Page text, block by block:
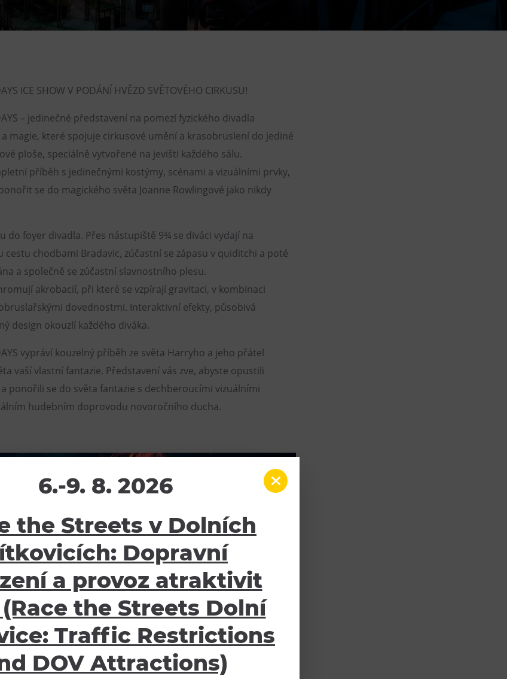
ICE SHOW V PODÁNÍ HVĚZD SVĚTOVÉHO CIRKUSU!
– jedinečné představení na pomezí fyzického divadla
magie, které spojuje cirkusové umění a krasobruslení do jediné
ploše, speciálně vytvořené na jevišti každého sálu.
příběh s jedinečnými kostýmy, scénami a vizuálními prvky,
se do magického světa Joanne Rowlingové jako nikdy
do foyer divadla. Přes nástupiště 9¾ se diváci vydají na
cestu chodbami Bradavic, zúčastní se zápasu v quiditchi a poté
a společně se zúčastní slavnostního plesu.
akrobacií, při které se vzpírají gravitaci, v kombinaci
dovednostmi. Interaktivní efekty, působivá
design okouzlí každého diváka.
vypráví kouzelný příběh ze světa Harryho a jeho přátel
vaší vlastní fantazie. Představení vás zve, abyste opustili
ponořili se do světa fantazie s dechberoucími vizuálními
hudebním doprovodu novoročního ducha.
6.-9. 8. 2026
the Streets v Dolních
Dopravní
a provoz atraktivit
(Race the Streets Dolní
Traffic Restrictions
DOV Attractions)